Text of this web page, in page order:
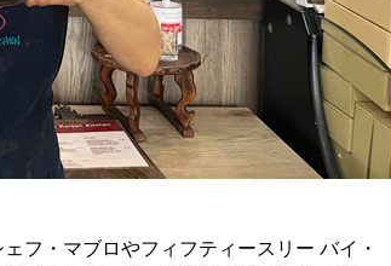
フ・マブロやフィフティースリー バイ・